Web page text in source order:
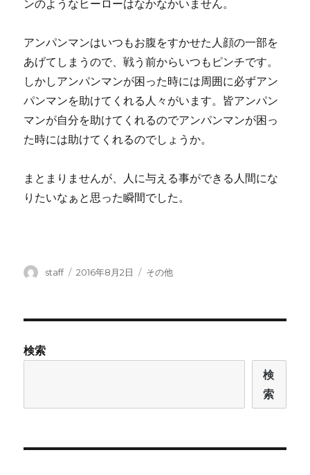
ンのようなヒーローはなかなかいません。
アンパンマンはいつもお腹をすかせた人顔の一部を
あげてしまうので、戦う前からいつもピンチです。
しかしアンパンマンが困った時には周囲に必ずアン
パンマンを助けてくれる人々がいます。皆アンパン
マンが自分を助けてくれるのでアンパンマンが困っ
た時には助けてくれるのでしょうか。
まとまりませんが、人に与える事ができる人間にな
りたいなぁと思った瞬間でした。
投
staff
投
2016年8月2日
カ
その他
検索
検
索